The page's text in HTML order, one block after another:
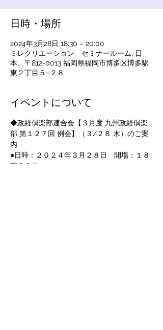
日時・場所
2024年3月28日 18:30 – 20:00
ミレクリエーション セミナールーム, 日
本、〒812-0013 福岡県福岡市博多区博多駅
東２丁目５−２８
イベントについて
◆政経倶楽部連合会【３月度 九州政経倶楽
部 第１２７回 例会】（３/２８ 木）のご案
内
●日時：２０２４年３月２８日　開場：１８
時００分